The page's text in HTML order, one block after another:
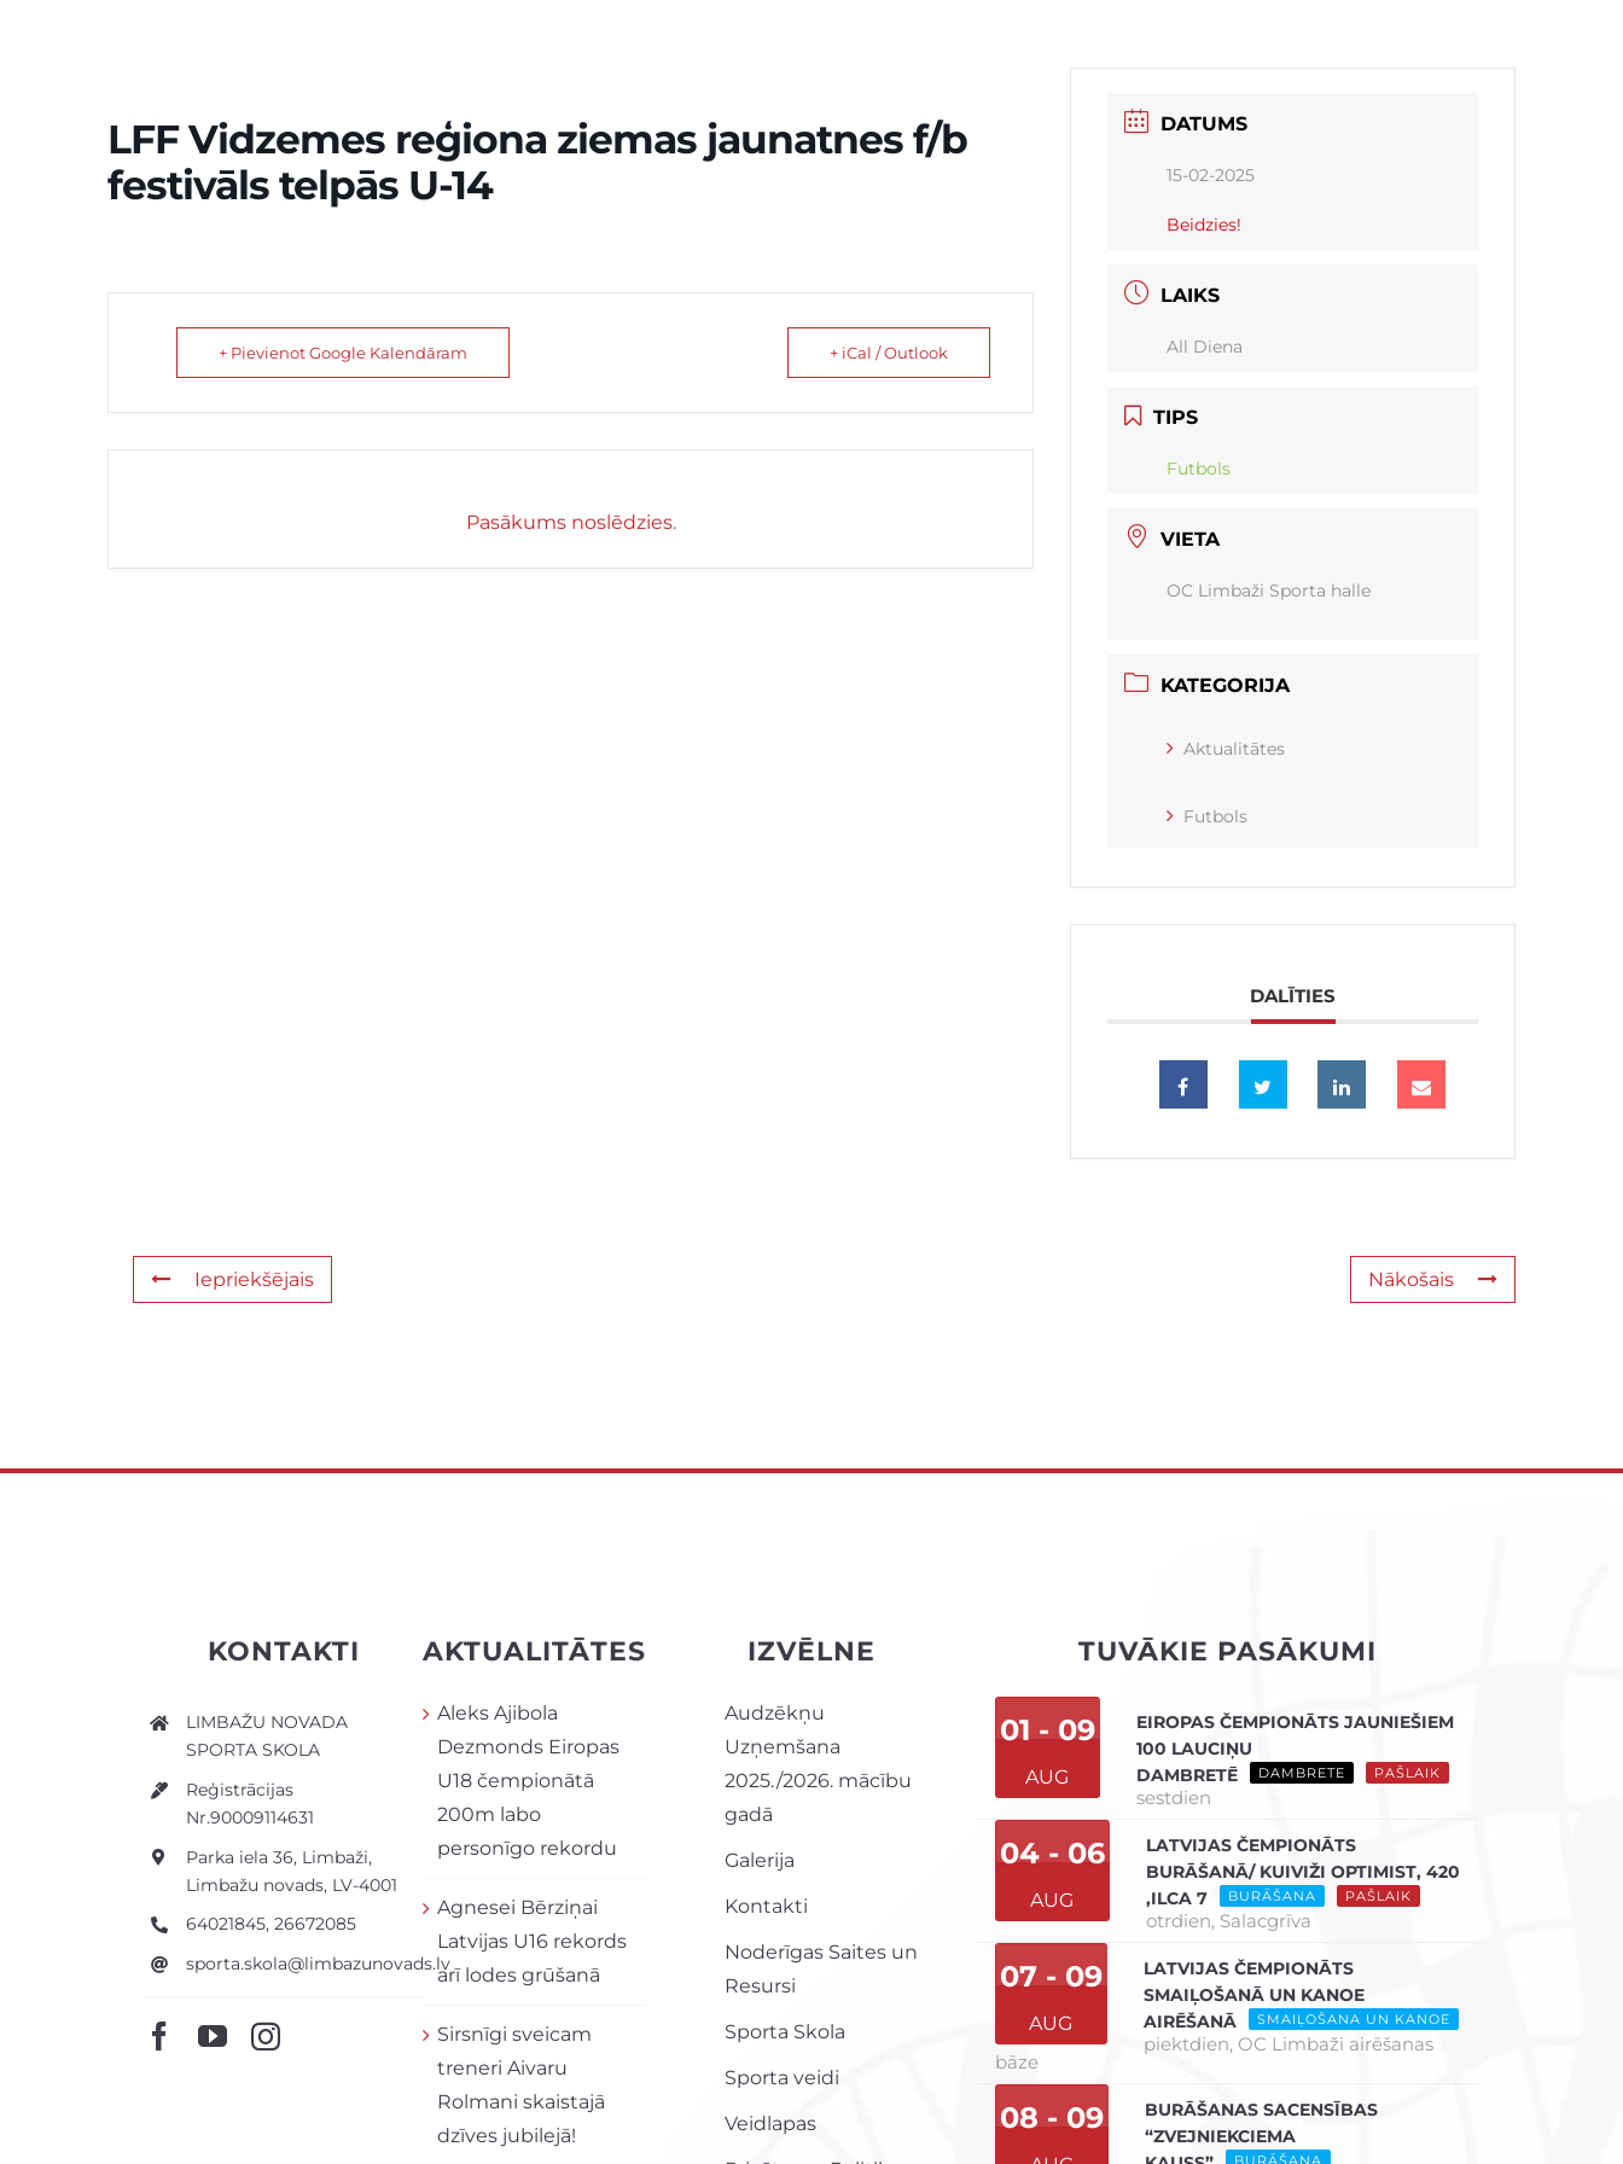
LFF Vidzemes reģiona ziemas jaunatnes f/b
festivāls telpās U-14
+ Pievienot Google Kalendāram + iCal / Outlook
Pasākums noslēdzies.
DATUMS
15-02-2025
Beidzies!
LAIKS
All Diena
TIPS
Futbols
VIETA
OC Limbaži Sporta halle
KATEGORIJA
Aktualitātes
Futbols
DALĪTIES
Iepriekšējais Nākošais
KONTAKTI
LIMBAŽU NOVADA
SPORTA SKOLA
Reģistrācijas
Nr.90009114631
Parka iela 36, Limbaži,
Limbažu novads, LV-4001
64021845, 26672085
sporta.skola@limbazunovads.lv
AKTUALITĀTES
Aleks Ajibola
Dezmonds Eiropas
U18 čempionātā
200m labo
personīgo rekordu
Agnesei Bērziņai
Latvijas U16 rekords
arī lodes grūšanā
Sirsnīgi sveicam
treneri Aivaru
Rolmani skaistajā
dzīves jubilejā!
IZVĒLNE
Audzēkņu
Uzņemšana
2025./2026. mācību
gadā
Galerija
Kontakti
Noderīgas Saites un
Resursi
Sporta Skola
Sporta veidi
Veidlapas
TUVĀKIE PASĀKUMI
01 - 09
AUG
EIROPAS ČEMPIONĀTS JAUNIEŠIEM
100 LAUCIŅU
DAMBRETĒ
DAMBRETE PAŠLAIK
sestdien
04 - 06
AUG
LATVIJAS ČEMPIONĀTS
BURĀŠANĀ/ KUIVIŽI OPTIMIST, 420
,ILCA 7
BURĀŠANA PAŠLAIK
otrdien, Salacgrīva
07 - 09
AUG
LATVIJAS ČEMPIONĀTS
SMAIĻOŠANĀ UN KANOE
AIRĒŠANĀ
SMAIĻOŠANA UN KANOE
piektdien, OC Limbaži airēšanas
bāze
08 - 09
BURĀŠANAS SACENSĪBAS
“ZVEJNIEKCIEMA
BURĀŠANA